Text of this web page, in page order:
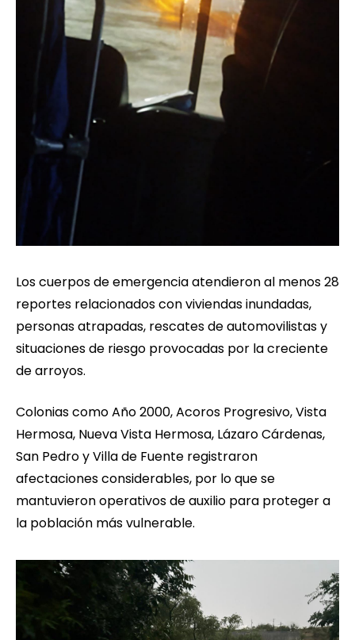
Los cuerpos de emergencia atendieron al menos 28
reportes relacionados con viviendas inundadas,
personas atrapadas, rescates de automovilistas y
situaciones de riesgo provocadas por la creciente
de arroyos.
Colonias como Año 2000, Acoros Progresivo, Vista
Hermosa, Nueva Vista Hermosa, Lázaro Cárdenas,
San Pedro y Villa de Fuente registraron
afectaciones considerables, por lo que se
mantuvieron operativos de auxilio para proteger a
la población más vulnerable.